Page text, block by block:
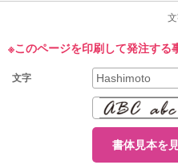
※このページを印刷して発注する
文字
書体見本を